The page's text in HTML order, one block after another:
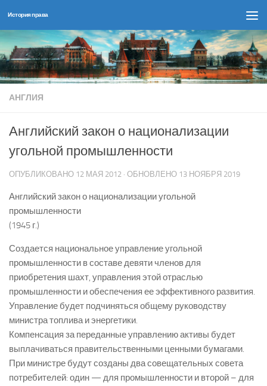
Перейти к содержимому
История права
АНГЛИЯ
Английский закон о национализации
угольной промышленности
ОПУБЛИКОВАНО 12 МАЯ 2012 · ОБНОВЛЕНО 13 НОЯБРЯ 2019
Английский закон о национализации угольной
промышленности
(1945 г.)
Создается национальное управление угольной
промышленности в составе девяти членов для
приобретения шахт, управления этой отраслью
промышленности и обеспечения ее эффективного развития.
Управление будет подчиняться общему руководству
министра топлива и энергетики.
Компенсация за переданные управлению активы будет
выплачиваться правительственными ценными бумагами.
При министре будут созданы два совещательных совета
потребителей: один — для промышленности и второй – для